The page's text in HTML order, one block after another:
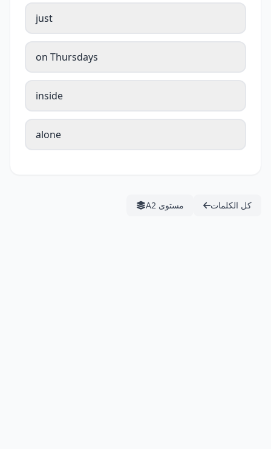
just
on Thursdays
inside
alone
كل الكلمات مستوى A2